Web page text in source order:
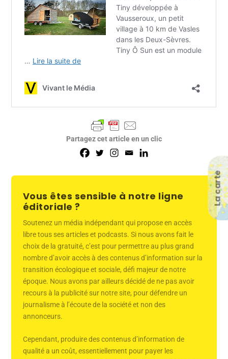
La carte
Partagez cet article en un clic
Vous êtes sensible à notre ligne
éditoriale ?
Soutenez un média indépendant qui propose en accès
libre tous ses articles et podcasts. Si nous avons fait le
choix de la gratuité, c’est pour permettre au plus grand
nombre d’avoir accès à des contenus d’information sur la
transition écologique et sociale, défi majeur de notre
époque. Nous avons par ailleurs décidé de ne pas avoir
recours à la publicité sur notre site, pour défendre un
journalisme à l’écoute de la société et non des
annonceurs.
Cependant, produire des contenus d’information de
qualité a un coût, essentiellement pour payer les